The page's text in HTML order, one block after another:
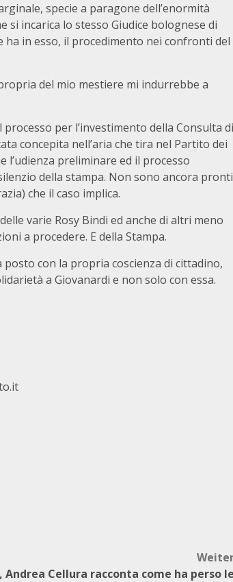
specie a paragone dell’enormità
si incarica lo stesso Giudice bolognese di
in esso, il procedimento nei confronti del
del mio mestiere mi indurrebbe a
per l’investimento della Consulta di
concepita nell’aria che tira nel Partito dei
preliminare ed il processo
della stampa. Non sono ancora pronti
che il caso implica.
varie Rosy Bindi ed anche di altri meno
a procedere. E della Stampa.
con la propria coscienza di cittadino,
a Giovanardi e non solo con essa.
Andrea Cellura racconta come ha perso